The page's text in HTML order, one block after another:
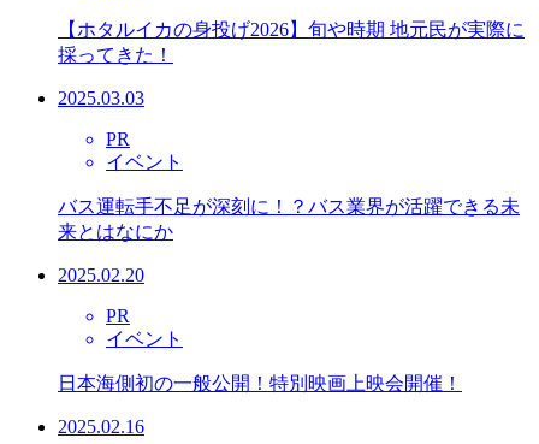
【ホタルイカの身投げ2026】旬や時期 地元民が実際に
採ってきた！
2025.03.03
PR
イベント
バス運転手不足が深刻に！？バス業界が活躍できる未
来とはなにか
2025.02.20
PR
イベント
日本海側初の一般公開！特別映画上映会開催！
2025.02.16